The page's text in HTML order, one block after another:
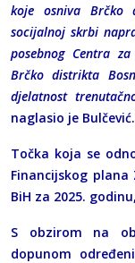
koje osniva Brčko
socijalnoj skrbi
posebnog Centra
Brčko distrikta
djelatnost
naglasio je Bulčević.
Točka koja se
Financijskog
BiH za 2025.
S obzirom na
dopunom